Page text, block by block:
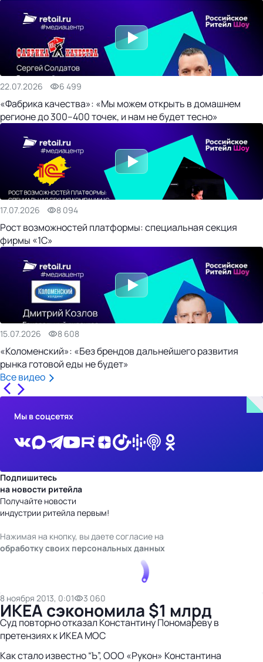
22.07.2026 6 499
«Фабрика качества»: «Мы можем открыть в домашнем
регионе до 300–400 точек, и нам не будет тесно»
17.07.2026 8 094
Рост возможностей платформы: специальная секция
фирмы «1С»
15.07.2026 8 608
«Коломенский»: «Без брендов дальнейшего развития
рынка готовой еды не будет»
Все видео
Мы в соцсетях
Подпишитесь
на новости ритейла
Получайте новости
индустрии ритейла первым!
Нажимая на кнопку, вы даете согласие на
обработку своих персональных данных
8 ноября 2013, 0:01 3 060
ИКЕА сэкономила $1 млрд
Суд повторно отказал Константину Пономареву в
претензиях к ИКЕА МОС
Как стало известно “Ъ”, ООО «Рукон» Константина